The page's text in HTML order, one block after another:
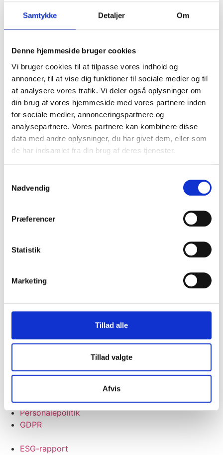
Samtykke Detaljer Om
Denne hjemmeside bruger cookies
Vi bruger cookies til at tilpasse vores indhold og
annoncer, til at vise dig funktioner til sociale medier og til
at analysere vores trafik. Vi deler også oplysninger om
din brug af vores hjemmeside med vores partnere inden
for sociale medier, annonceringspartnere og
analysepartnere. Vores partnere kan kombinere disse
data med andre oplysninger, du har givet dem, eller som
de har indsamlet fra din brug af deres tjenester.
Nødvendig
Præferencer
Statistik
Marketing
Tillad alle
Tillad valgte
Afvis
Godkendt under
træk
Ordentlighed har altid været vigtigt for Kongsvang og
derfor er vi også utrolig stolte over, at vi igen er
godkendt under SBA Servicenormen.
Eliteleverandør til det offentlige
Miljøpolitik
Cookie- og privatlivspolitik
Miljøpolitik
Personalepolitik
GDPR
ESG-rapport